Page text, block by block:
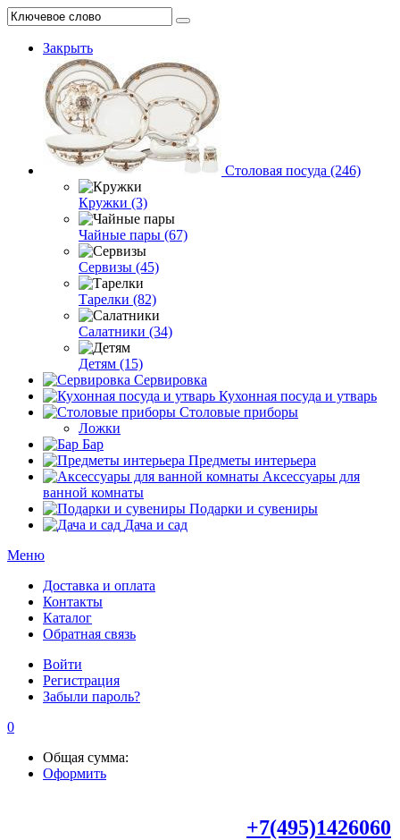
Закрыть
Столовая посуда (246)
Кружки (3)
Чайные пары (67)
Сервизы (45)
Тарелки (82)
Салатники (34)
Детям (15)
Сервировка
Кухонная посуда и утварь
Столовые приборы
Ложки
Бар
Предметы интерьера
Аксессуары для
ванной комнаты
Подарки и сувениры
Дача и сад
Меню
Доставка и оплата
Контакты
Каталог
Обратная связь
Войти
Регистрация
Забыли пароль?
0
Общая сумма:
Оформить
+7(495)1426060